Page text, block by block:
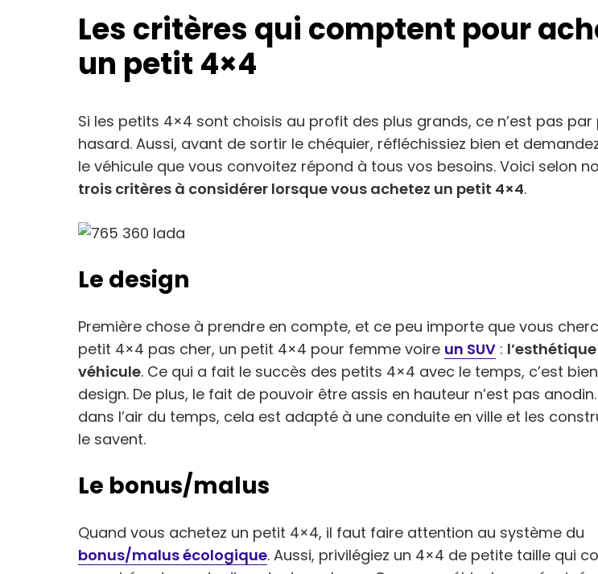
Les critères qui comptent pour
un petit 4×4
Si les petits 4×4 sont choisis au profit des plus grands, ce n’est pas par
hasard. Aussi, avant de sortir le chéquier, réfléchissiez bien et
le véhicule que vous convoitez répond à tous vos besoins. Voici selon
trois critères à considérer lorsque vous achetez un petit 4×4.
Le design
Première chose à prendre en compte, et ce peu importe que vous
petit 4×4 pas cher, un petit 4×4 pour femme voire un SUV :
véhicule. Ce qui a fait le succès des petits 4×4 avec le temps, c’est
design. De plus, le fait de pouvoir être assis en hauteur n’est pas
dans l’air du temps, cela est adapté à une conduite en ville et les
le savent.
Le bonus/malus
Quand vous achetez un petit 4×4, il faut faire attention au système du
bonus/malus écologique. Aussi, privilégiez un 4×4 de petite taille qui